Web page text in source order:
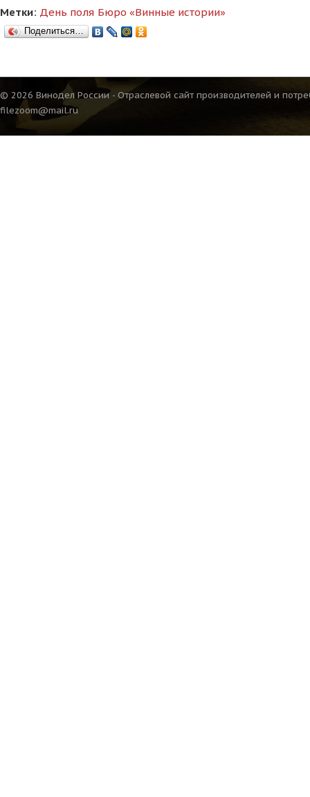
Метки: День поля Бюро «Винные истории»
Поделиться…
© 2026 Винодел России - Отраслевой сайт производителей и
filezoom@mail.ru